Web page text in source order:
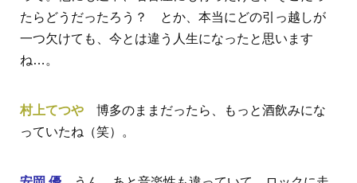
たらどうだったろう？ とか、本当にどの引っ越しが
一つ欠けても、今とは違う人生になったと思います
ね…。
村上てつや 博多のままだったら、もっと酒飲みにな
っていたね（笑）。